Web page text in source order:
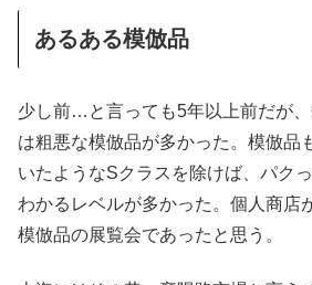
あるある模倣品
少し前…と言っても5年以上前だが
は粗悪な模倣品が多かった。模倣品
いたようなSクラスを除けば、パク
わかるレベルが多かった。個人商店
模倣品の展覧会であったと思う。